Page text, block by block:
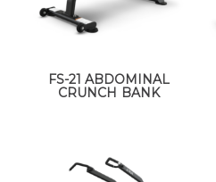
FS-21 ABDOMINAL
CRUNCH BANK